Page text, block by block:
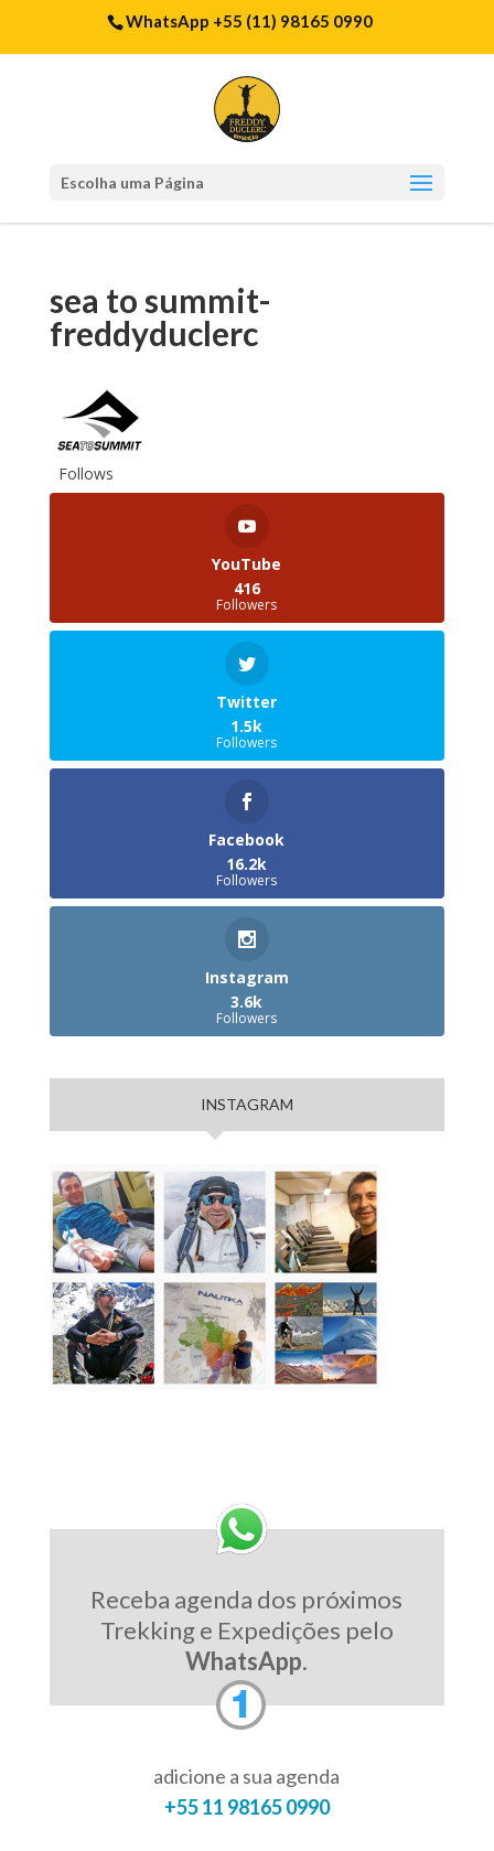
WhatsApp +55 (11) 98165 0990
Escolha uma Página
sea to summit-
freddyduclerc
Follows
YouTube
416
Followers
Twitter
1.5k
Followers
Facebook
16.2k
Followers
Instagram
3.6k
Followers
INSTAGRAM
Receba agenda dos próximos
Trekking e Expedições pelo
WhatsApp.
adicione a sua agenda
+55 11 98165 0990